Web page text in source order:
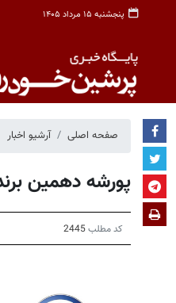
پنجشنبه ۱۵ مرداد ۱۴۰۵
صفحه اصلی آرشیو اخبار
پورشه دهمین
کد مطلب2445